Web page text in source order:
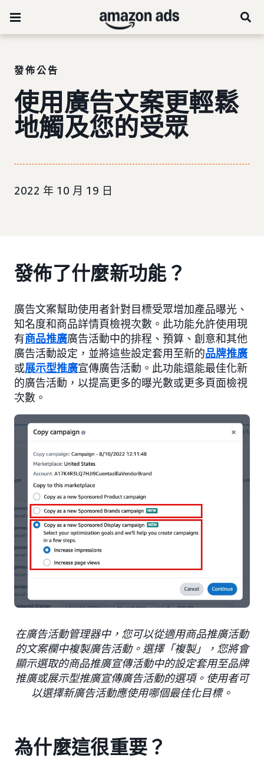
發佈公告
使用廣告文案更輕鬆
地觸及您的受眾
2022 年 10 月 19 日
發佈了什麼新功能？
廣告文案幫助使用者針對目標受眾增加產品曝光、
知名度和商品詳情頁檢視次數。此功能允許使用現
有商品推廣廣告活動中的排程、預算、創意和其他
廣告活動設定，並將這些設定套用至新的品牌推廣
或展示型推廣宣傳廣告活動。此功能還能最佳化新
的廣告活動，以提高更多的曝光數或更多頁面檢視
次數。
在廣告活動管理器中，您可以從適用商品推廣活動
的文案欄中複製廣告活動。選擇「複製」，您將會
顯示選取的商品推廣宣傳活動中的設定套用至品牌
推廣或展示型推廣宣傳廣告活動的選項。使用者可
以選擇新廣告活動應使用哪個最佳化目標。
為什麼這很重要？